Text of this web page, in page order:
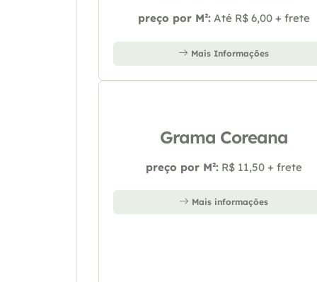
preço por M²: Até R$ 6,00 + frete
Mais Informações
Grama Coreana
preço por M²: R$ 11,50 + frete
Mais informações